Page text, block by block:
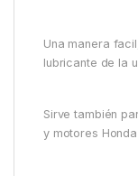
Una manera
lubricante de la
Sirve también
y motores